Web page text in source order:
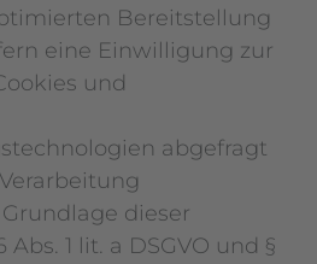
Bereitstellung
eine Einwilligung zur
und
abgefragt
dieser
1 lit. a DSGVO und §